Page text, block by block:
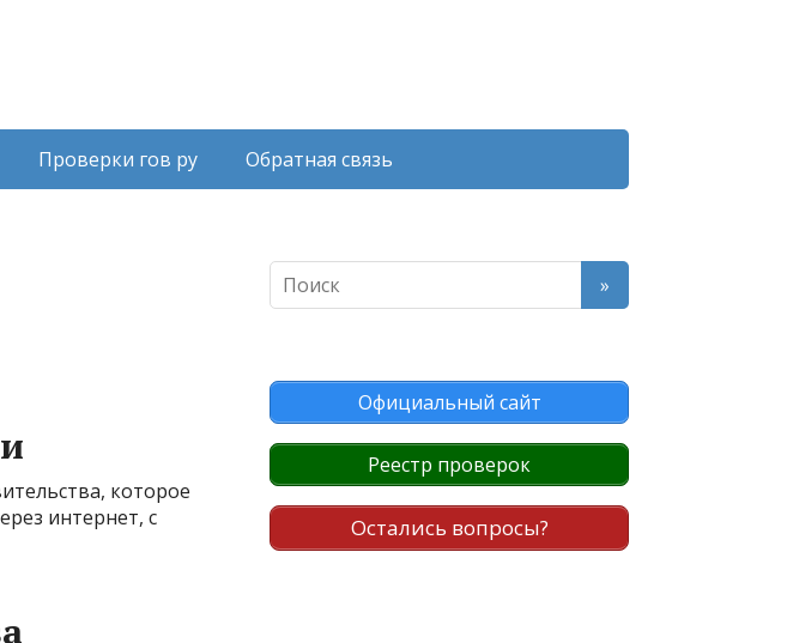
Проверки гов ру Обратная связь
которое
интернет, с
Официальный сайт
Реестр проверок
Остались вопросы?